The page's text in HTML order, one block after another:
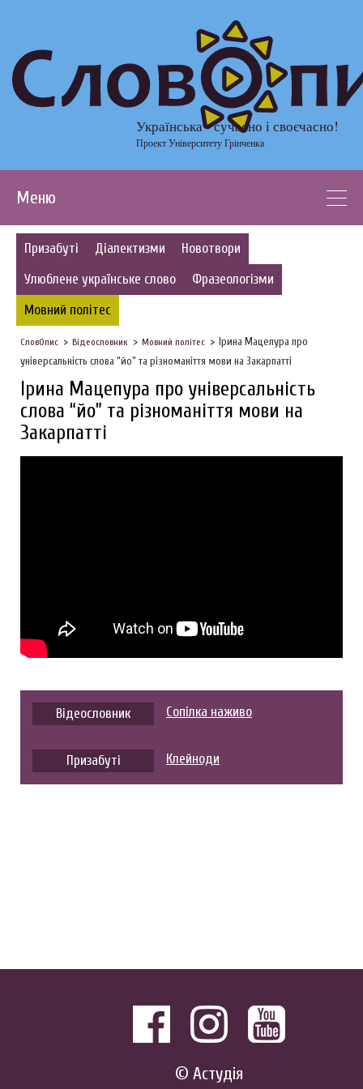
Українська - сучасно і своєчасно!
Проект Університету Грінченка
Меню
Призабуті Діалектизми
Новотвори
Улюблене українське слово
Фразеологізми
Мовний політес
СловОпис Відеословник Мовний політес
Ірина Мацепура про
універсальність слова “йо” та різноманіття мови на Закарпатті
Ірина Мацепура про універсальність
слова “йо” та різноманіття мови на
Закарпатті
Відеословник Сопілка наживо
Призабуті Клейноди
© Астудія